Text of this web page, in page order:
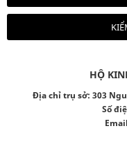
HỘ
Địa chỉ trụ sở: 303
Số